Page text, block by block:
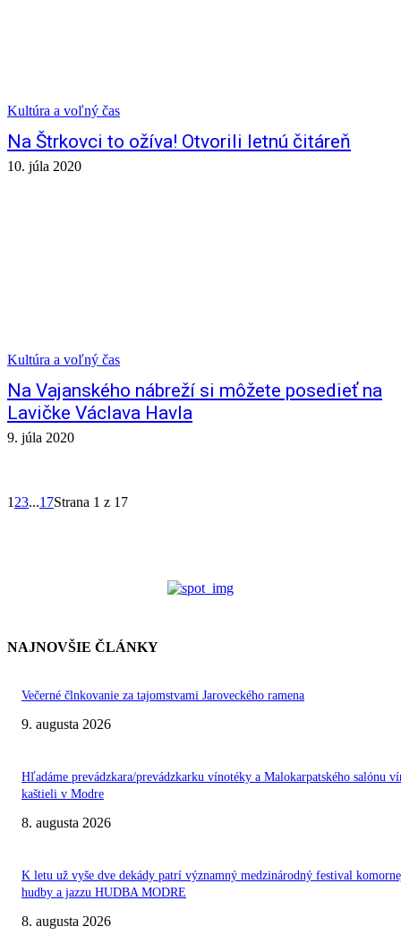
Kultúra a voľný čas
Na Štrkovci to ožíva! Otvorili letnú čitáreň
10. júla 2020
Kultúra a voľný čas
Na Vajanského nábreží si môžete posedieť na
Lavičke Václava Havla
9. júla 2020
1 23...17Strana 1 z 17
NAJNOVŠIE ČLÁNKY
Večerné člnkovanie za tajomstvami Jaroveckého ramena
9. augusta 2026
Hľadáme prevádzkara/prevádzkarku vínotéky a Malokarpatského salónu
kaštieli v Modre
8. augusta 2026
K letu už vyše dve dekády patrí významný medzinárodný festival
hudby a jazzu HUDBA MODRE
8. augusta 2026